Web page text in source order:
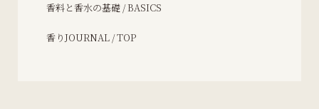
香料と香水の基礎 / BASICS
香りJOURNAL / TOP